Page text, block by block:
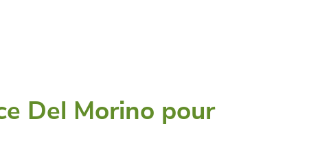
Del Morino pour